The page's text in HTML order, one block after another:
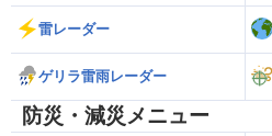
雷レーダー
ゲリラ雷雨レーダー
防災・減災メニュー